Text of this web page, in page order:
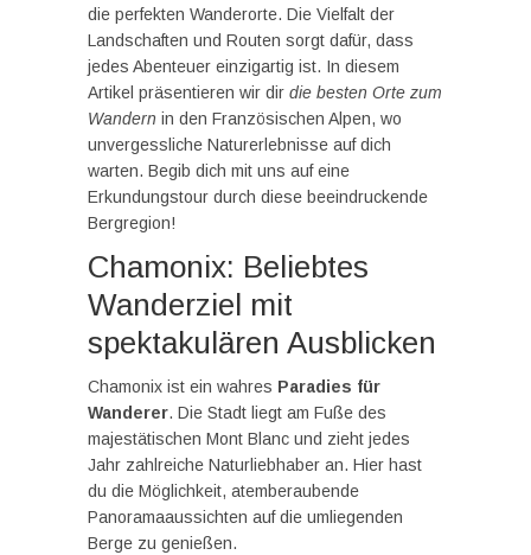
die perfekten Wanderorte. Die Vielfalt der
Landschaften und Routen sorgt dafür, dass
jedes Abenteuer einzigartig ist. In diesem
Artikel präsentieren wir dir die besten Orte zum
Wandern in den Französischen Alpen, wo
unvergessliche Naturerlebnisse auf dich
warten. Begib dich mit uns auf eine
Erkundungstour durch diese beeindruckende
Bergregion!
Chamonix: Beliebtes
Wanderziel mit
spektakulären Ausblicken
Chamonix ist ein wahres Paradies für
Wanderer. Die Stadt liegt am Fuße des
majestätischen Mont Blanc und zieht jedes
Jahr zahlreiche Naturliebhaber an. Hier hast
du die Möglichkeit, atemberaubende
Panoramaaussichten auf die umliegenden
Berge zu genießen.